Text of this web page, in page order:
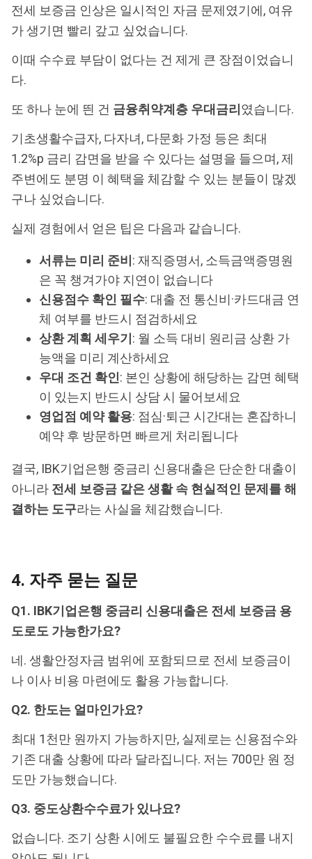
전세 보증금 인상은 일시적인 자금 문제였기에, 여유
가 생기면 빨리 갚고 싶었습니다.
이때 수수료 부담이 없다는 건 제게 큰 장점이었습니
다.
또 하나 눈에 띈 건 금융취약계층 우대금리 였습니다.
기초생활수급자, 다자녀, 다문화 가정 등은 최대
1.2%p 금리 감면을 받을 수 있다는 설명을 들으며, 제
주변에도 분명 이 혜택을 체감할 수 있는 분들이 많겠
구나 싶었습니다.
실제 경험에서 얻은 팁은 다음과 같습니다.
서류는 미리 준비 : 재직증명서, 소득금액증명원
은 꼭 챙겨가야 지연이 없습니다
신용점수 확인 필수: 대출 전 통신비·카드대금 연
체 여부를 반드시 점검하세요
상환 계획 세우기 : 월 소득 대비 원리금 상환 가
능액을 미리 계산하세요
우대 조건 확인: 본인 상황에 해당하는 감면 혜택
이 있는지 반드시 상담 시 물어보세요
영업점 예약 활용: 점심·퇴근 시간대는 혼잡하니
예약 후 방문하면 빠르게 처리됩니다
결국, IBK기업은행 중금리 신용대출은 단순한 대출이
아니라 전세 보증금 같은 생활 속 현실적인 문제를 해
결하는 도구라는 사실을 체감했습니다.
4. 자주 묻는 질문
Q1. IBK기업은행 중금리 신용대출은 전세 보증금 용
도로도 가능한가요?
네. 생활안정자금 범위에 포함되므로 전세 보증금이
나 이사 비용 마련에도 활용 가능합니다.
Q2. 한도는 얼마인가요?
최대 1천만 원까지 가능하지만, 실제로는 신용점수와
기존 대출 상황에 따라 달라집니다. 저는 700만 원 정
도만 가능했습니다.
Q3. 중도상환수수료가 있나요?
없습니다. 조기 상환 시에도 불필요한 수수료를 내지